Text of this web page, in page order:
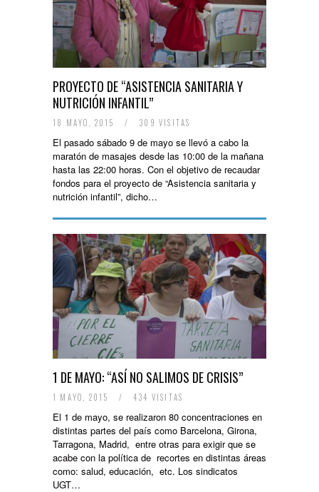
PROYECTO DE “ASISTENCIA SANITARIA Y
NUTRICIÓN INFANTIL”
18 MAYO, 2015 / 309 VISITAS
El pasado sábado 9 de mayo se llevó a cabo la
maratón de masajes desde las 10:00 de la mañana
hasta las 22:00 horas. Con el objetivo de recaudar
fondos para el proyecto de “Asistencia sanitaria y
nutrición infantil”, dicho…
1 DE MAYO: “ASÍ NO SALIMOS DE CRISIS”
1 MAYO, 2015 / 434 VISITAS
El 1 de mayo, se realizaron 80 concentraciones en
distintas partes del país como Barcelona, Girona,
Tarragona, Madrid, entre otras para exigir que se
acabe con la política de recortes en distintas áreas
como: salud, educación, etc. Los sindicatos
UGT…